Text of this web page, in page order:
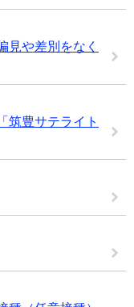
見や差別をなく
筑豊サテライト